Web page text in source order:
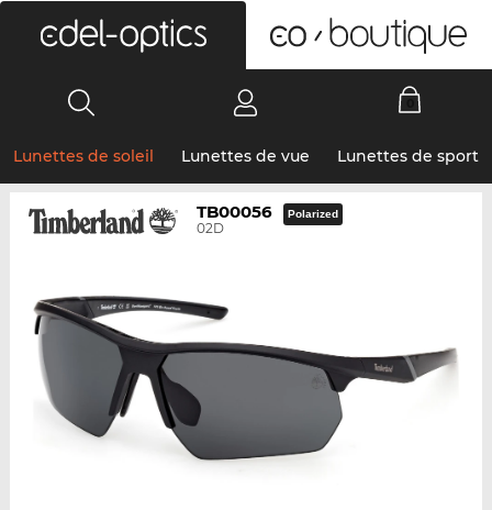
Lunettes de soleil Lunettes de vue Lunettes de sport
TB00056
02D
Polarized